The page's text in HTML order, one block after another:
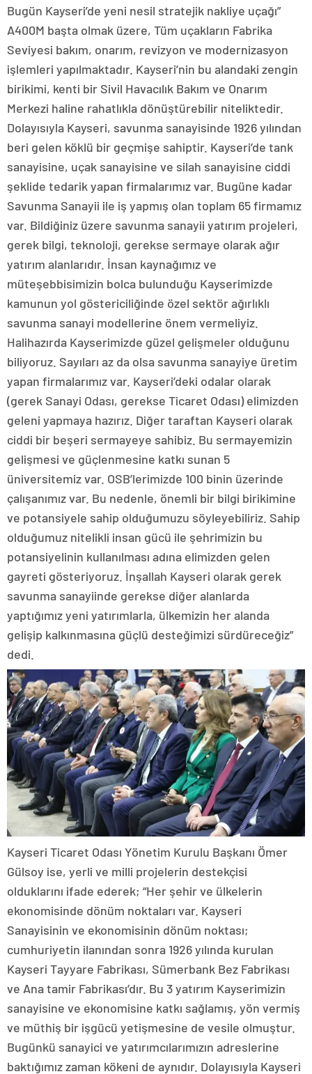
Bugün Kayseri’de yeni nesil stratejik nakliye uçağı”
A400M başta olmak üzere, Tüm uçakların Fabrika
Seviyesi bakım, onarım, revizyon ve modernizasyon
işlemleri yapılmaktadır. Kayseri’nin bu alandaki zengin
birikimi, kenti bir Sivil Havacılık Bakım ve Onarım
Merkezi haline rahatlıkla dönüştürebilir niteliktedir.
Dolayısıyla Kayseri, savunma sanayisinde 1926 yılından
beri gelen köklü bir geçmişe sahiptir. Kayseri’de tank
sanayisine, uçak sanayisine ve silah sanayisine ciddi
şeklide tedarik yapan firmalarımız var. Bugüne kadar
Savunma Sanayii ile iş yapmış olan toplam 65 firmamız
var. Bildiğiniz üzere savunma sanayii yatırım projeleri,
gerek bilgi, teknoloji, gerekse sermaye olarak ağır
yatırım alanlarıdır. İnsan kaynağımız ve
müteşebbisimizin bolca bulunduğu Kayserimizde
kamunun yol göstericiliğinde özel sektör ağırlıklı
savunma sanayi modellerine önem vermeliyiz.
Halihazırda Kayserimizde güzel gelişmeler olduğunu
biliyoruz. Sayıları az da olsa savunma sanayiye üretim
yapan firmalarımız var. Kayseri’deki odalar olarak
(gerek Sanayi Odası, gerekse Ticaret Odası) elimizden
geleni yapmaya hazırız. Diğer taraftan Kayseri olarak
ciddi bir beşeri sermayeye sahibiz. Bu sermayemizin
gelişmesi ve güçlenmesine katkı sunan 5
üniversitemiz var. OSB’lerimizde 100 binin üzerinde
çalışanımız var. Bu nedenle, önemli bir bilgi birikimine
ve potansiyele sahip olduğumuzu söyleyebiliriz. Sahip
olduğumuz nitelikli insan gücü ile şehrimizin bu
potansiyelinin kullanılması adına elimizden gelen
gayreti gösteriyoruz. İnşallah Kayseri olarak gerek
savunma sanayiinde gerekse diğer alanlarda
yaptığımız yeni yatırımlarla, ülkemizin her alanda
gelişip kalkınmasına güçlü desteğimizi sürdüreceğiz”
dedi.
Kayseri Ticaret Odası Yönetim Kurulu Başkanı Ömer
Gülsoy ise, yerli ve milli projelerin destekçisi
olduklarını ifade ederek; “Her şehir ve ülkelerin
ekonomisinde dönüm noktaları var. Kayseri
Sanayisinin ve ekonomisinin dönüm noktası;
cumhuriyetin ilanından sonra 1926 yılında kurulan
Kayseri Tayyare Fabrikası, Sümerbank Bez Fabrikası
ve Ana tamir Fabrikası’dır. Bu 3 yatırım Kayserimizin
sanayisine ve ekonomisine katkı sağlamış, yön vermiş
ve müthiş bir işgücü yetişmesine de vesile olmuştur.
Bugünkü sanayici ve yatırımcılarımızın adreslerine
baktığımız zaman kökeni de aynıdır. Dolayısıyla Kayseri